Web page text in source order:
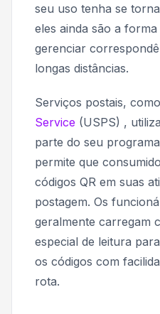
seu uso tenha se
eles ainda são a
gerenciar
longas distâncias.
Serviços postais,
Service (USPS) ,
parte do seu
permite que
códigos QR em suas
postagem. Os
geralmente carregam
especial de leitura
os códigos com
rota.